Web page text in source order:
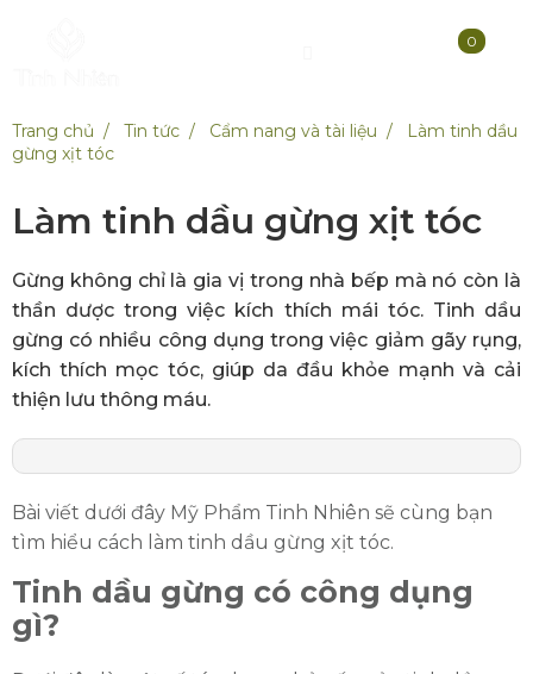
0
Trang chủ Tin tức Cẩm nang và tài liệu
Làm tinh dầu
gừng xịt tóc
Làm tinh dầu gừng xịt tóc
Gừng không chỉ là gia vị trong nhà bếp mà nó còn là
thần dược trong việc kích thích mái tóc. Tinh dầu
gừng có nhiều công dụng trong việc giảm gãy rụng,
kích thích mọc tóc, giúp da đầu khỏe mạnh và cải
thiện lưu thông máu.
Bài viết dưới đây Mỹ Phẩm Tinh Nhiên sẽ cùng bạn
tìm hiểu cách làm tinh dầu gừng xịt tóc.
Tinh dầu gừng có công dụng
gì?